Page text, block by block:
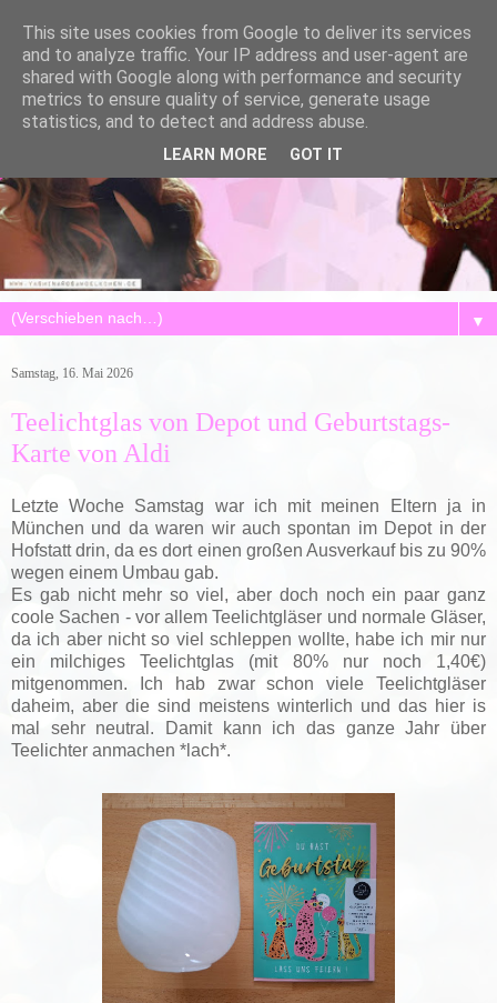
▼
Samstag, 16. Mai 2026
Teelichtglas von Depot und Geburtstags-
Karte von Aldi
Letzte Woche Samstag war ich mit meinen Eltern ja in
München und da waren wir auch spontan im Depot in der
Hofstatt drin, da es dort einen großen Ausverkauf bis zu 90%
wegen einem Umbau gab.
Es gab nicht mehr so viel, aber doch noch ein paar ganz
coole Sachen - vor allem Teelichtgläser und normale Gläser,
da ich aber nicht so viel schleppen wollte, habe ich mir nur
ein milchiges Teelichtglas (mit 80% nur noch 1,40€)
mitgenommen. Ich hab zwar schon viele Teelichtgläser
daheim, aber die sind meistens winterlich und das hier is
mal sehr neutral. Damit kann ich das ganze Jahr über
Teelichter anmachen *lach*.
This site uses cookies from Google to deliver its services
and to analyze traffic. Your IP address and user-agent are
shared with Google along with performance and security
metrics to ensure quality of service, generate usage
statistics, and to detect and address abuse.
LEARN MORE GOT IT